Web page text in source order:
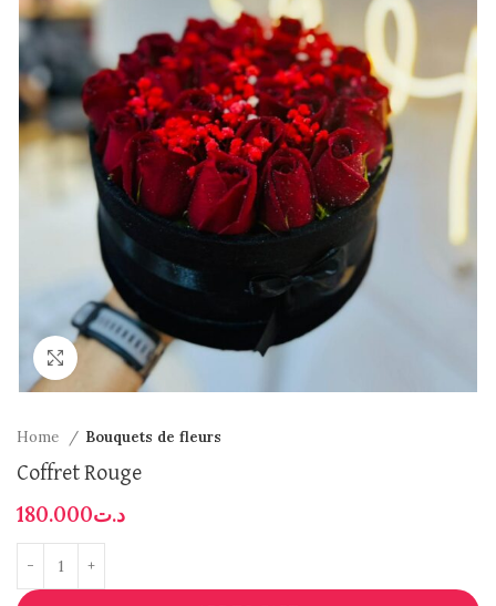
Click to enlarge
Home Bouquets de fleurs
Coffret Rouge
د.ت180.000